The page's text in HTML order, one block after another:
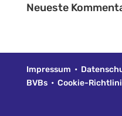
Neueste
Impressum •
BVBs• Cookie-